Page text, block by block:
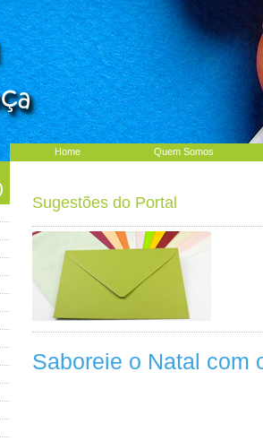
Home Quem Somos
Sugestões do Portal
Saboreie o Natal com